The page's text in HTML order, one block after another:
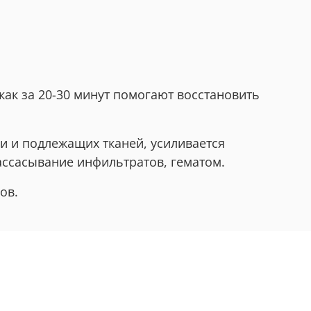
за 20-30 минут помогают восстановить
и подлежащих тканей, усиливается
инфильтратов, гематом.